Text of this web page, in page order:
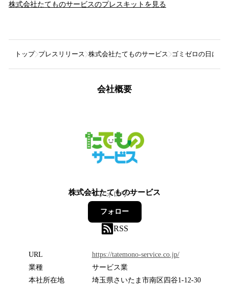
株式会社たてものサービスのプレスキットを見る
トップ プレスリリース 株式会社たてものサービス ゴミゼロの日に“
会社概要
株式会社たてものサービス
0フォロワー
フォロー
RSS
URL
https://tatemono-service.co.jp/
業種
サービス業
本社所在地
埼玉県さいたま市南区四谷1-12-30